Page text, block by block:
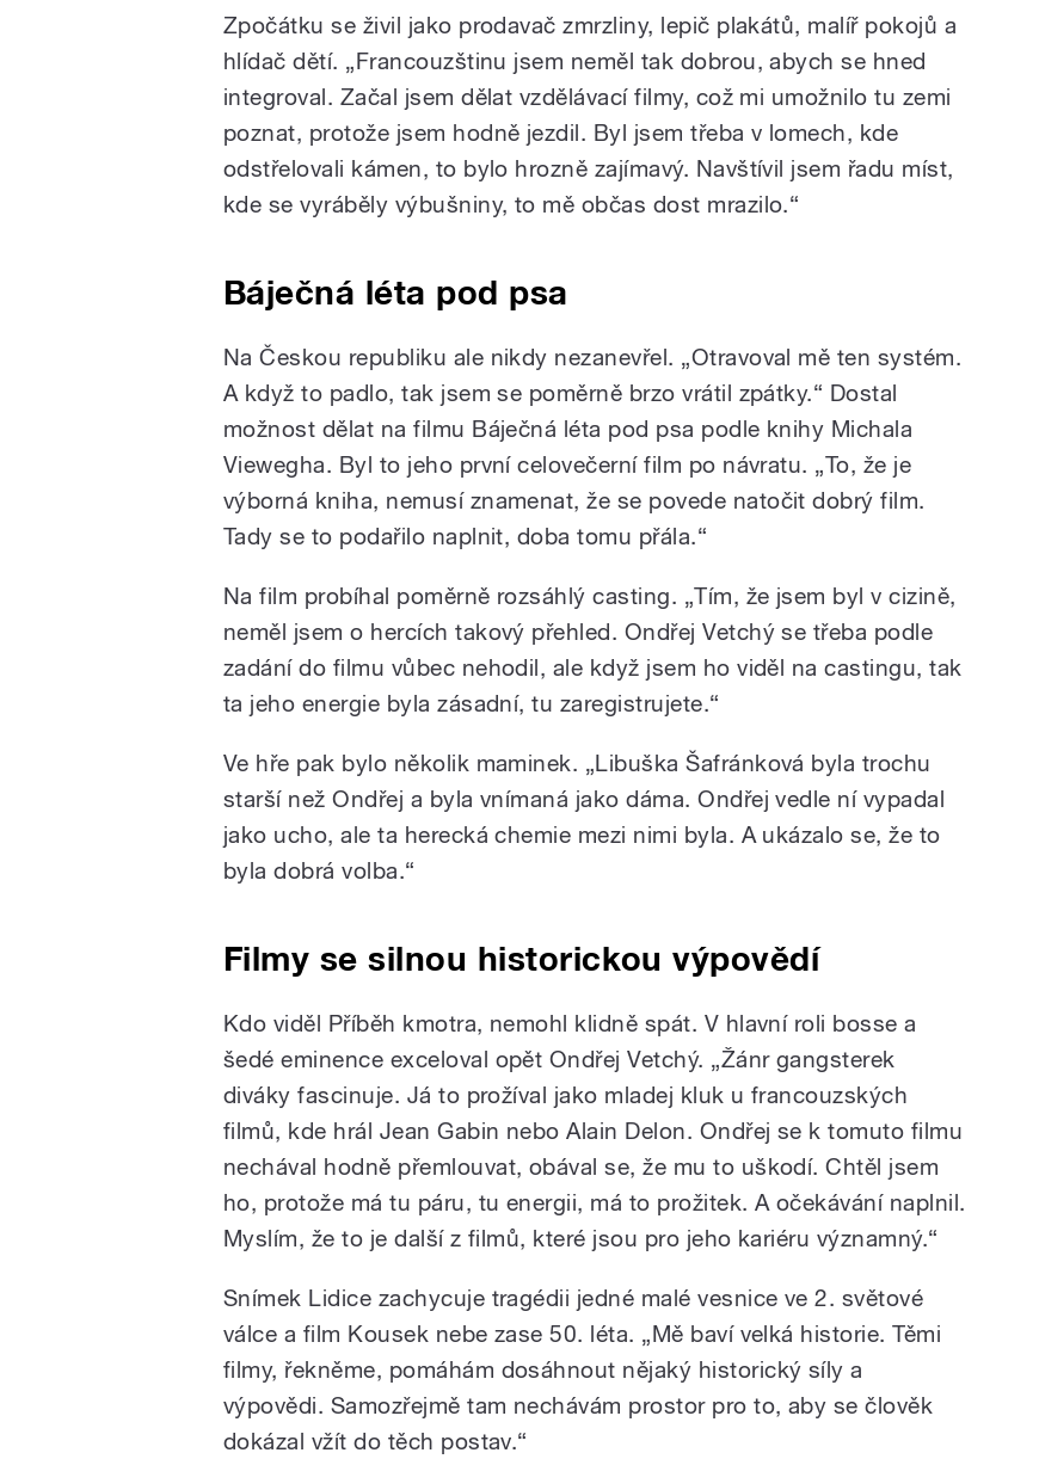
Zpočátku se živil jako prodavač zmrzliny, lepič plakátů, malíř pokojů a
hlídač dětí. „Francouzštinu jsem neměl tak dobrou, abych se hned
integroval. Začal jsem dělat vzdělávací filmy, což mi umožnilo tu zemi
poznat, protože jsem hodně jezdil. Byl jsem třeba v lomech, kde
odstřelovali kámen, to bylo hrozně zajímavý. Navštívil jsem řadu míst,
kde se vyráběly výbušniny, to mě občas dost mrazilo.“
Báječná léta pod psa
Na Českou republiku ale nikdy nezanevřel. „Otravoval mě ten systém.
A když to padlo, tak jsem se poměrně brzo vrátil zpátky.“ Dostal
možnost dělat na filmu Báječná léta pod psa podle knihy Michala
Viewegha. Byl to jeho první celovečerní film po návratu. „To, že je
výborná kniha, nemusí znamenat, že se povede natočit dobrý film.
Tady se to podařilo naplnit, doba tomu přála.“
Na film probíhal poměrně rozsáhlý casting. „Tím, že jsem byl v cizině,
neměl jsem o hercích takový přehled. Ondřej Vetchý se třeba podle
zadání do filmu vůbec nehodil, ale když jsem ho viděl na castingu, tak
ta jeho energie byla zásadní, tu zaregistrujete.“
Ve hře pak bylo několik maminek. „Libuška Šafránková byla trochu
starší než Ondřej a byla vnímaná jako dáma. Ondřej vedle ní vypadal
jako ucho, ale ta herecká chemie mezi nimi byla. A ukázalo se, že to
byla dobrá volba.“
Filmy se silnou historickou výpovědí
Kdo viděl Příběh kmotra, nemohl klidně spát. V hlavní roli bosse a
šedé eminence exceloval opět Ondřej Vetchý. „Žánr gangsterek
diváky fascinuje. Já to prožíval jako mladej kluk u francouzských
filmů, kde hrál Jean Gabin nebo Alain Delon. Ondřej se k tomuto filmu
nechával hodně přemlouvat, obával se, že mu to uškodí. Chtěl jsem
ho, protože má tu páru, tu energii, má to prožitek. A očekávání naplnil.
Myslím, že to je další z filmů, které jsou pro jeho kariéru významný.“
Snímek Lidice zachycuje tragédii jedné malé vesnice ve 2. světové
válce a film Kousek nebe zase 50. léta. „Mě baví velká historie. Těmi
filmy, řekněme, pomáhám dosáhnout nějaký historický síly a
výpovědi. Samozřejmě tam nechávám prostor pro to, aby se člověk
dokázal vžít do těch postav.“